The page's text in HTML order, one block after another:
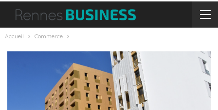
Accueil Commerce